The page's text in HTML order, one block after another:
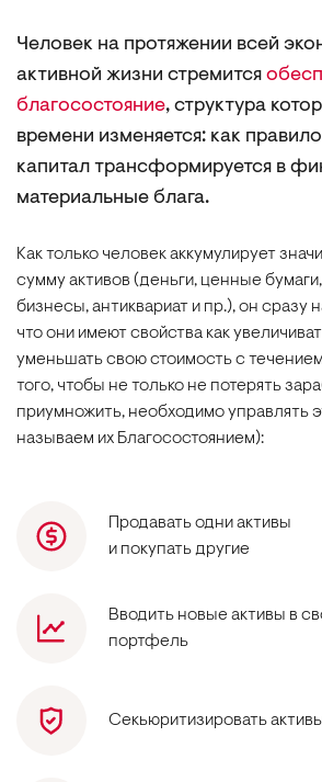
Человек на протяжении всей
активной жизни стремится
благосостояние, структура
времени изменяется: как
капитал трансформируется в
материальные блага.
Как только человек аккумулирует
сумму активов (деньги, ценные
бизнесы, антиквариат и пр.), он сразу
что они имеют свойства как
уменьшать свою стоимость с
того, чтобы не только не потерять
приумножить, необходимо управлять
называем их Благосостоянием):
Продавать одни активы
и покупать другие
Вводить новые активы в
портфель
Секьюритизировать